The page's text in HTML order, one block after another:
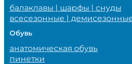
балаклавы | шарфы | снуды
всесезонные |
Обувь
анатомическая обувь
пинетки